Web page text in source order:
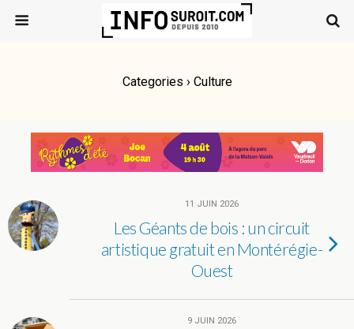
Categories › Culture
11 JUIN 2026
Les Géants de bois : un circuit
artistique gratuit en Montérégie-
Ouest
9 JUIN 2026